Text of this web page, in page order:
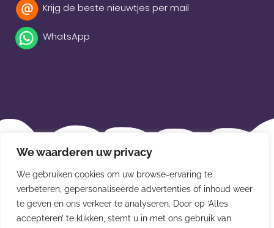
We waarderen uw privacy
We gebruiken cookies om uw browse-ervaring te
verbeteren, gepersonaliseerde advertenties of inhoud weer
te geven en ons verkeer te analyseren. Door op ‘Alles
accepteren’ te klikken, stemt u in met ons gebruik van
Krijg de beste nieuwtjes per mail
WhatsApp
Beleidsverklaring
Privacybeleid
Disclaimer
Leveringsvoorwaarden